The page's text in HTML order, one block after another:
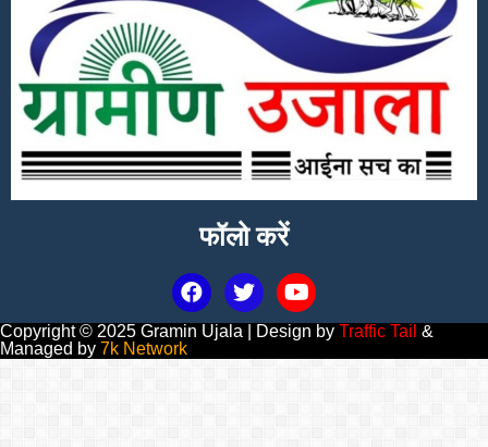
फॉलो करें
Copyright © 2025 Gramin Ujala | Design by Traffic Tail &
Managed by 7k Network